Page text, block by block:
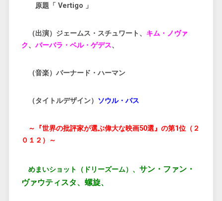
原題「 Vertigo 」
（出演）ジェームス・スチュワート、 キム・ノヴァ
ク、 バーバラ・ベル・ゲデス、
（音楽）バーナード・ハーマン
（タイトルデザイン） ソウル・バス
～『世界の批評家が選ぶ偉大な映画50選』の第1位（２
０１２）～
めまいショット（ドリーズーム）、 サン・ファン・
ヴァウティスタ、螺旋、